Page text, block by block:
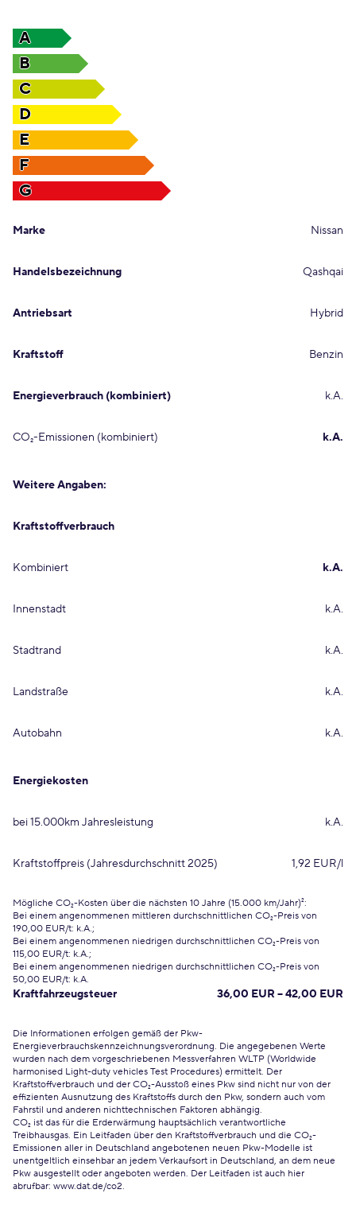
A
B
C
D
E
F
G
Marke Nissan
Handelsbezeichnung Qashqai
Antriebsart Hybrid
Kraftstoff Benzin
Energieverbrauch (kombiniert) k.A.
CO₂-Emissionen (kombiniert) k.A.
Weitere Angaben:
Kraftstoffverbrauch
Kombiniert k.A.
Innenstadt k.A.
Stadtrand k.A.
Landstraße k.A.
Autobahn k.A.
Energiekosten
bei 15.000km Jahresleistung k.A.
Kraftstoffpreis (Jahresdurchschnitt 2025) 1,92 EUR/l
Mögliche CO₂-Kosten über die nächsten 10 Jahre (15.000 km/Jahr)²:
Bei einem angenommenen mittleren durchschnittlichen CO₂-Preis von
190,00 EUR/t: k.A.;
Bei einem angenommenen niedrigen durchschnittlichen CO₂-Preis von
115,00 EUR/t: k.A.;
Bei einem angenommenen niedrigen durchschnittlichen CO₂-Preis von
50,00 EUR/t: k.A.
Kraftfahrzeugsteuer 36,00 EUR – 42,00 EUR
Die Informationen erfolgen gemäß der Pkw-
Energieverbrauchskennzeichnungsverordnung. Die angegebenen Werte
wurden nach dem vorgeschriebenen Messverfahren WLTP (Worldwide
harmonised Light-duty vehicles Test Procedures) ermittelt. Der
Kraftstoffverbrauch und der CO₂-Ausstoß eines Pkw sind nicht nur von der
effizienten Ausnutzung des Kraftstoffs durch den Pkw, sondern auch vom
Fahrstil und anderen nichttechnischen Faktoren abhängig.
CO₂ ist das für die Erderwärmung hauptsächlich verantwortliche
Treibhausgas. Ein Leitfaden über den Kraftstoffverbrauch und die CO₂-
Emissionen aller in Deutschland angebotenen neuen Pkw-Modelle ist
unentgeltlich einsehbar an jedem Verkaufsort in Deutschland, an dem neue
Pkw ausgestellt oder angeboten werden. Der Leitfaden ist auch hier
abrufbar: www.dat.de/co2.